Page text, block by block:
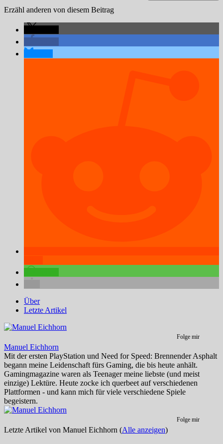
Erzähl anderen von diesem Beitrag
Über
Letzte Artikel
Folge mir
Manuel Eichhorn
Mit der ersten PlayStation und Need for Speed: Brennender Asphalt
begann meine Leidenschaft fürs Gaming, die bis heute anhält.
Gamingmagazine waren als Teenager meine liebste (und meist
einzige) Lektüre. Heute zocke ich querbeet auf verschiedenen
Plattformen - und kann mich für viele verschiedene Spiele
begeistern.
Folge mir
Letzte Artikel von Manuel Eichhorn (Alle anzeigen)